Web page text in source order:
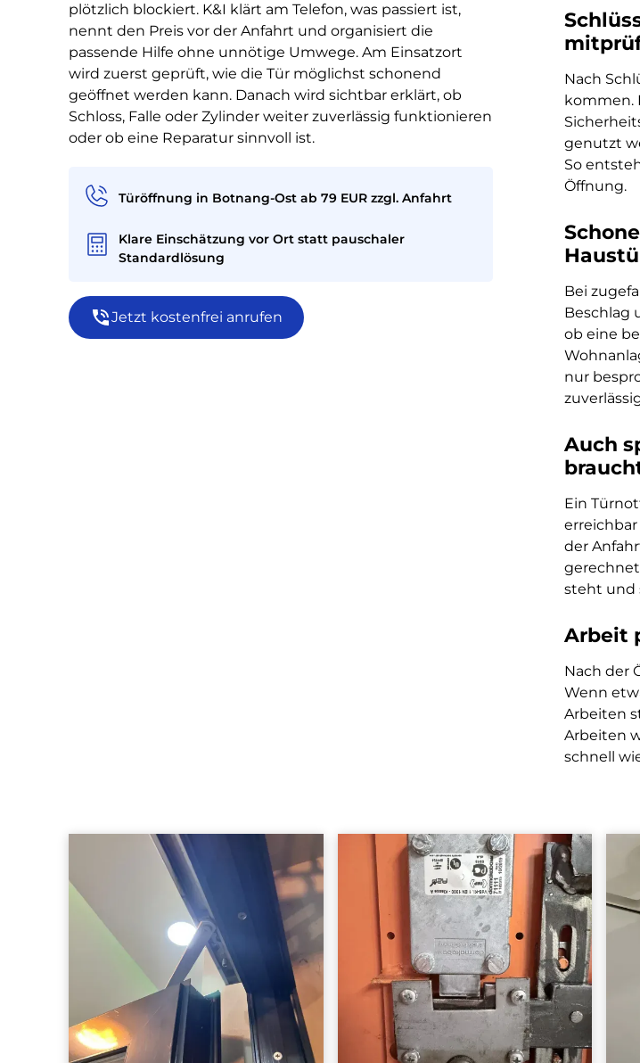
plötzlich blockiert. K&I klärt am Telefon, was passiert ist,
nennt den Preis vor der Anfahrt und organisiert die
passende Hilfe ohne unnötige Umwege. Am Einsatzort
wird zuerst geprüft, wie die Tür möglichst schonend
geöffnet werden kann. Danach wird sichtbar erklärt, ob
Schloss, Falle oder Zylinder weiter zuverlässig funktionieren
oder ob eine Reparatur sinnvoll ist.
Türöffnung in Botnang-Ost ab 79 EUR zzgl. Anfahrt
Klare Einschätzung vor Ort statt pauschaler
Standardlösung
Jetzt kostenfrei anrufen
Nach
kommen.
genutzt
So
Öffnung.
Bei
Beschlag
ob eine
nur
Auch
Ein
der
steht und
Arbeit
Nach der
Wenn
Arbeiten
Arbeiten
schnell